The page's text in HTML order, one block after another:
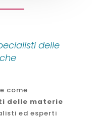
delle
come
delle materie
ed esperti